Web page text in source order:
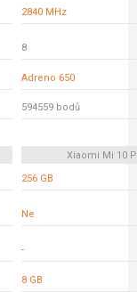
2840 MHz
8
Adreno 650
594559 bodů
Xiaomi Mi 10
256 GB
Ne
-
8 GB